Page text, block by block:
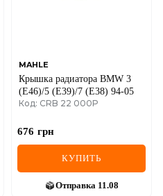
MAHLE
Крышка радиатора BMW 3
(E46)/5 (E39)/7 (E38) 94-05
Код: CRB 22 000P
676 грн
КУПИТЬ
Отправка 11.08